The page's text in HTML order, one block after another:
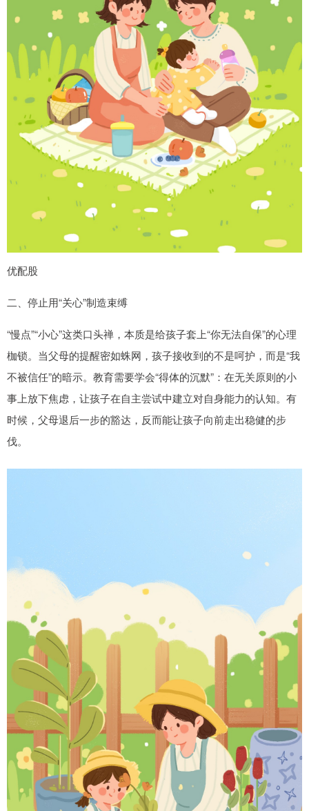
优配股
二、停止用“关心”制造束缚
“慢点”“小心”这类口头禅，本质是给孩子套上“你无法自保”的心理
枷锁。当父母的提醒密如蛛网，孩子接收到的不是呵护，而是“我
不被信任”的暗示。教育需要学会“得体的沉默”：在无关原则的小
事上放下焦虑，让孩子在自主尝试中建立对自身能力的认知。有
时候，父母退后一步的豁达，反而能让孩子向前走出稳健的步
伐。